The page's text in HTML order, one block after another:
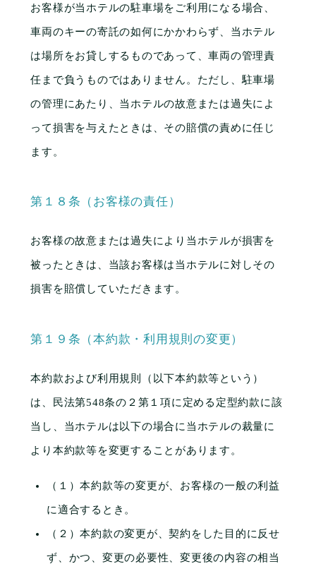
Instagram
お客様が当ホテルの駐車場をご利用になる場合、
車両のキーの寄託の如何にかかわらず、当ホテル
は場所をお貸しするものであって、車両の管理責
任まで負うものではありません。ただし、駐車場
の管理にあたり、当ホテルの故意または過失によ
って損害を与えたときは、その賠償の責めに任じ
ます。
第１８条（お客様の責任）
お客様の故意または過失により当ホテルが損害を
被ったときは、当該お客様は当ホテルに対しその
損害を賠償していただきます。
第１９条（本約款・利用規則の変更）
本約款および利用規則（以下本約款等という）
は、民法第548条の２第１項に定める定型約款に該
当し、当ホテルは以下の場合に当ホテルの裁量に
より本約款等を変更することがあります。
（１）本約款等の変更が、お客様の一般の利益
に適合するとき。
（２）本約款の変更が、契約をした目的に反せ
ず、かつ、変更の必要性、変更後の内容の相当